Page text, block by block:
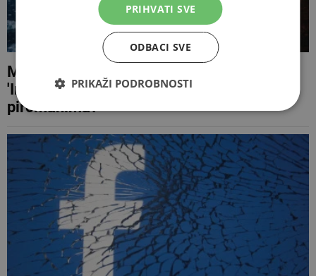
Mostarski profesor o hladnom Arktiku:
'Imamo li klimatske promjene povezane s
piromanima?'
PRIHVATI SVE
ODBACI SVE
PRIKAŽI PODROBNOSTI